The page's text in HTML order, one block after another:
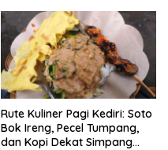
Rute Kuliner Pagi Kediri: Soto
Bok Ireng, Pecel Tumpang,
dan Kopi Dekat Simpang